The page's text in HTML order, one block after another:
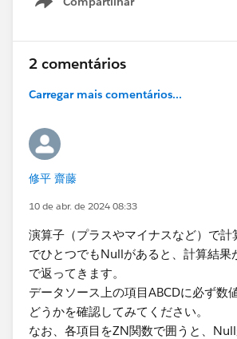
Show menu
2 comentários
Carregar mais comentários...
修平 齋藤
10 de abr. de 2024 08:33
演算子（プラスやマイナスなど）で計
でひとつでもNullがあると、​計算結果
で返ってきます。
データソース上の項目ABCDに必ず数
どうかを確認してみてください。
なお、各項目をZN関数で囲うと、